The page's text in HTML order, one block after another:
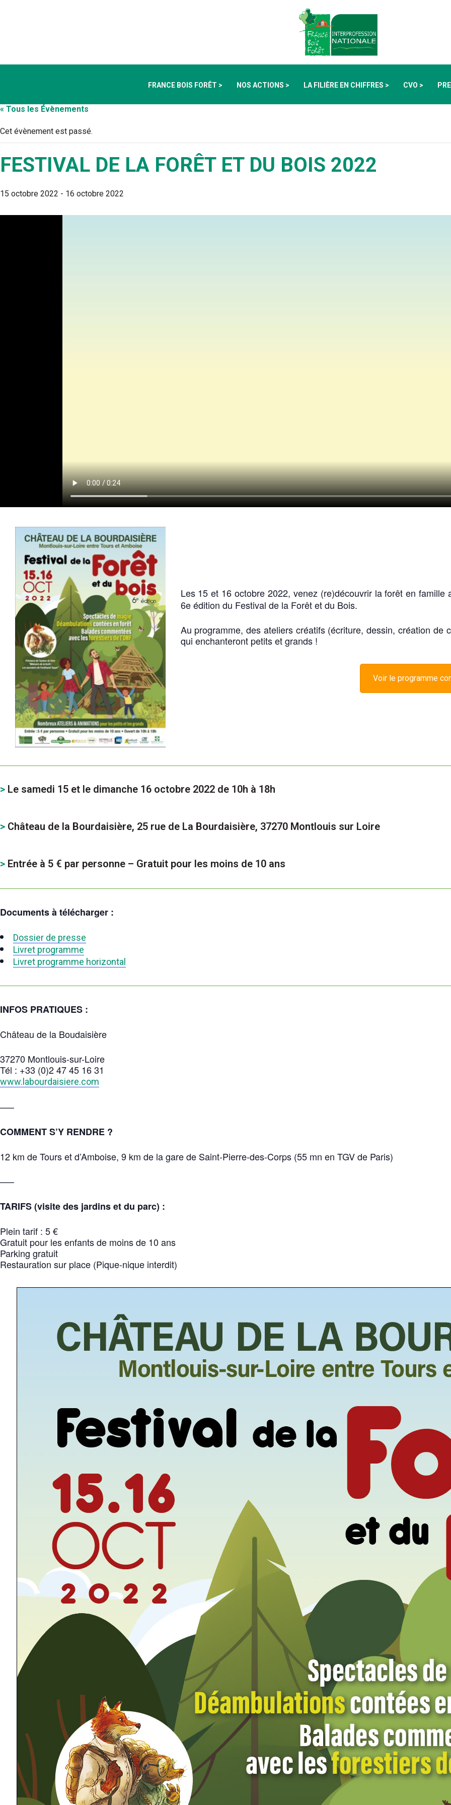
FRANCE BOIS FORÊT > NOS ACTIONS > LA FILIÈRE EN CHIFFRES > CVO >
« Tous les Évènements
Cet évènement est passé.
FESTIVAL DE LA FORÊT ET DU BOIS 2022
15 octobre 2022 - 16 octobre 2022
Les 15 et 16 octobre 2022, venez (re)découvrir la forêt en famille
6e édition du Festival de la Forêt et du Bois.
Au programme, des ateliers créatifs (écriture, dessin, création
qui enchanteront petits et grands !
Voir le programme
> Le samedi 15 et le dimanche 16 octobre 2022 de 10h à 18h
> Château de la Bourdaisière, 25 rue de La Bourdaisière, 37270 Montlouis sur Loire
> Entrée à 5 € par personne – Gratuit pour les moins de 10 ans
Documents à télécharger :
Dossier de presse
Livret programme
Livret programme horizontal
INFOS PRATIQUES :
Château de la Boudaisière
37270 Montlouis-sur-Loire
Tél : +33 (0)2 47 45 16 31
www.labourdaisiere.com
—–
COMMENT S’Y RENDRE ?
12 km de Tours et d’Amboise, 9 km de la gare de Saint-Pierre-des-Corps (55 mn en TGV de Paris)
—–
TARIFS (visite des jardins et du parc) :
Plein tarif : 5 €
Gratuit pour les enfants de moins de 10 ans
Parking gratuit
Restauration sur place (Pique-nique interdit)